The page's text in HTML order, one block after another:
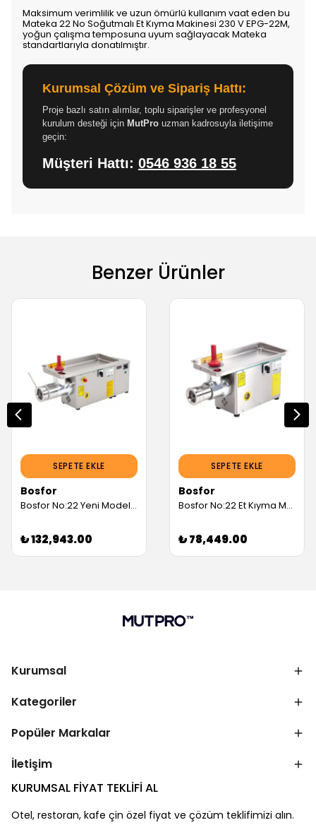
Maksimum verimlilik ve uzun ömürlü kullanım vaat eden bu
Mateka 22 No Soğutmalı Et Kıyma Makinesi 230 V EPG-22M,
yoğun çalışma temposuna uyum sağlayacak Mateka
standartlarıyla donatılmıştır.
Kurumsal Çözüm ve Sipariş Hattı:
Proje bazlı satın alımlar, toplu siparişler ve profesyonel
kurulum desteği için MutPro uzman kadrosuyla iletişime
geçin:
Müşteri Hattı: 0546 936 18 55
Benzer Ürünler
SEPETE EKLE
Bosfor
Bosfor No:22 Yeni Model Et Kıyma Makinesi, Soğutmalı, Paslanmaz Kafa UKMS-22PMY (Servis Garantili)
₺ 132,943.00
SEPETE EKLE
Bosfor
Bosfor No:22 Et Kıyma Makinesi, Paslanmaz Kafa UKM-22PM (Servis Garantili)
₺ 78,449.00
Kurumsal
Kategoriler
Popüler Markalar
İletişim
KURUMSAL FİYAT TEKLİFİ AL
Otel, restoran, kafe çin özel fiyat ve çözüm teklifimizi alın.